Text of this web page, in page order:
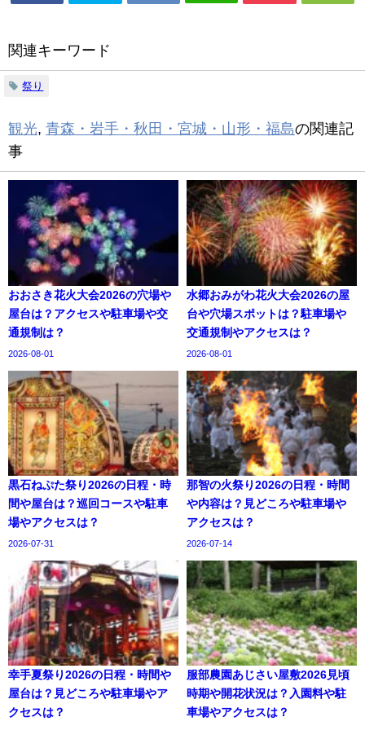
関連キーワード
祭り
観光, 青森・岩手・秋田・宮城・山形・福島の関連記
事
おおさき花火大会2026の穴場や
屋台は？アクセスや駐車場や交
通規制は？
2026-08-01
水郷おみがわ花火大会2026の屋
台や穴場スポットは？駐車場や
交通規制やアクセスは？
2026-08-01
黒石ねぷた祭り2026の日程・時
間や屋台は？巡回コースや駐車
場やアクセスは？
2026-07-31
那智の火祭り2026の日程・時間
や内容は？見どころや駐車場や
アクセスは？
2026-07-14
幸手夏祭り2026の日程・時間や
屋台は？見どころや駐車場やア
クセスは？
服部農園あじさい屋敷2026見頃
時期や開花状況は？入園料や駐
車場やアクセスは？